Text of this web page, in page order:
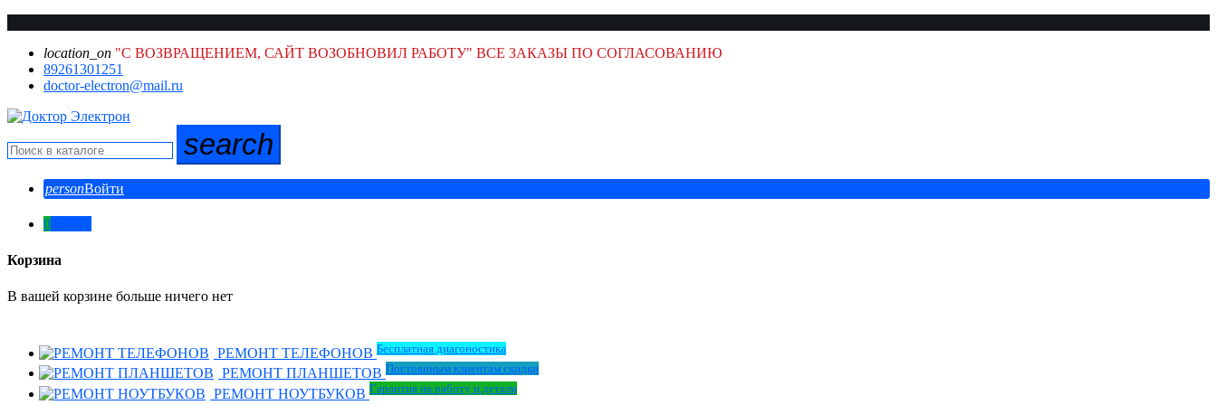
location_on "С ВОЗВРАЩЕНИЕМ, САЙТ ВОЗОБНОВИЛ РАБОТУ" ВСЕ ЗАКАЗЫ ПО СОГЛАСОВАНИЮ
89261301251
doctor-electron@mail.ru
search
personВойти
0
Корзина
В вашей корзине больше ничего нет
РЕМОНТ ТЕЛЕФОНОВ Бесплатная диагоностика
РЕМОНТ ПЛАНШЕТОВ Постоянным клиентам скидки
РЕМОНТ НОУТБУКОВ Гарантия на работу и детали